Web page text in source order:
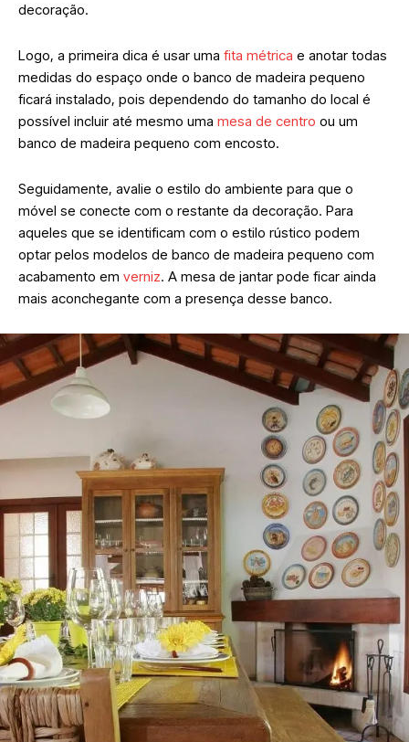
decoração.
Logo, a primeira dica é usar uma fita métrica e anotar todas
medidas do espaço onde o banco de madeira pequeno
ficará instalado, pois dependendo do tamanho do local é
possível incluir até mesmo uma mesa de centro ou um
banco de madeira pequeno com encosto.
Seguidamente, avalie o estilo do ambiente para que o
móvel se conecte com o restante da decoração. Para
aqueles que se identificam com o estilo rústico podem
optar pelos modelos de banco de madeira pequeno com
acabamento em verniz. A mesa de jantar pode ficar ainda
mais aconchegante com a presença desse banco.